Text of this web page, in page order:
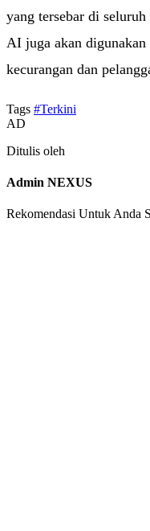
yang tersebar di
AI juga akan
kecurangan dan
Tags #Terkini
AD
Ditulis oleh
Admin NEXUS
Rekomendasi Untuk Anda